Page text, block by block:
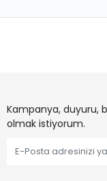
Kampanya, duyuru,
olmak istiyorum.